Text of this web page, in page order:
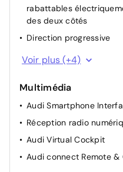
arrière redessinés,
caisse, diffuseurs d'air
line - Seuils de portes
Sans assistance : pas
dépannage et de
la marque
Sans sécurité enfant
rabattables
des deux côtés
Direction progressive
Ciel de pavillon en tissu
Sièges AV à réglage
Pédalier standard
Voir plus (+4)
Multimédia
Audi Smartphone
Réception radio
Audi Virtual Cockpit
Audi connect Remote